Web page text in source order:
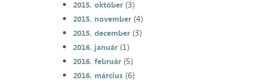
2015. október(3)
2015. november(4)
2015. december(3)
2016. január(1)
2016. február(5)
2016. március(6)